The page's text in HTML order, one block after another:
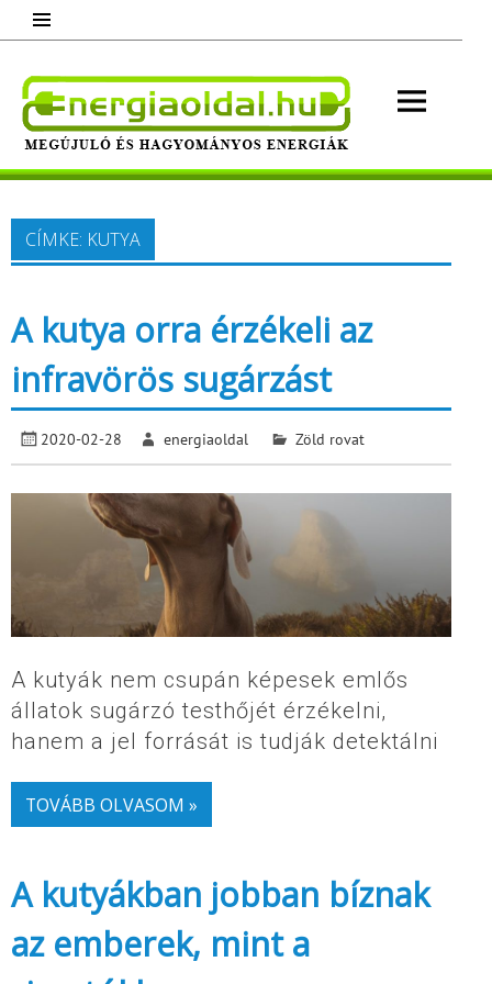
content
Megújuló és hagyományos energiák.
Minden, ami energia!
CÍMKE: KUTYA
A kutya orra érzékeli az
infravörös sugárzást
2020-02-28 energiaoldal Zöld rovat
A kutyák nem csupán képesek emlős
állatok sugárzó testhőjét érzékelni,
hanem a jel forrását is tudják detektálni
TOVÁBB OLVASOM »
A kutyákban jobban bíznak
az emberek, mint a